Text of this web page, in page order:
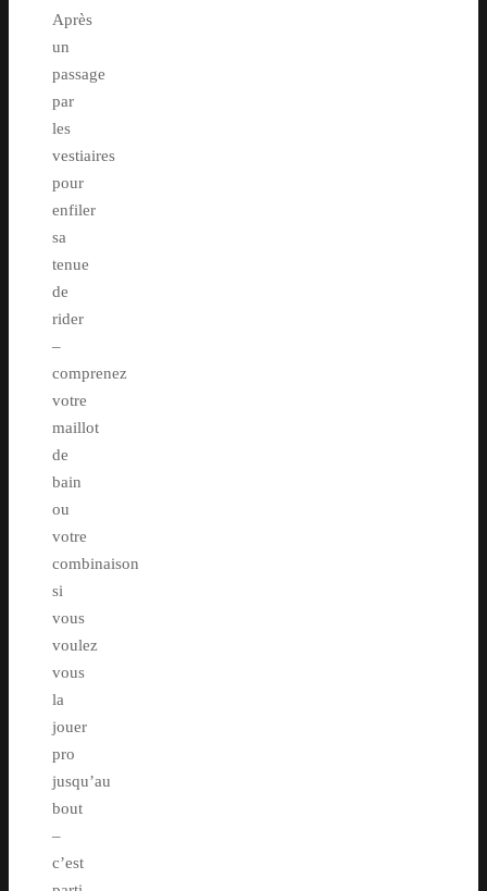
Après
un
passage
par
les
vestiaires
pour
enfiler
sa
tenue
de
rider
–
comprenez
votre
maillot
de
bain
ou
votre
combinaison
si
vous
voulez
vous
la
jouer
pro
jusqu’au
bout
–
c’est